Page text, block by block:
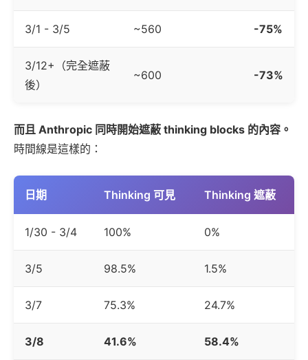
3/1 - 3/5 ~560 -75%
3/12+（完全遮蔽
後）
~600 -73%
而且 Anthropic 同時開始遮蔽 thinking blocks 的內容。
時間線是這樣的：
日期 Thinking 可見 Thinking 遮蔽
1/30 - 3/4 100% 0%
3/5 98.5% 1.5%
3/7 75.3% 24.7%
3/8 41.6% 58.4%